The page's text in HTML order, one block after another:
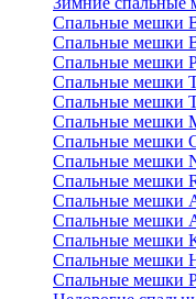
Спальные мешки
Спальные мешки
Спальные мешки
Спальные
Спальные мешки
Cпальные мешки
Спальные мешки
Спальные мешки
Спальные мешки
Спальные мешки
Спальные мешки
Спальные мешки
Спальные мешки
Спальные мешки